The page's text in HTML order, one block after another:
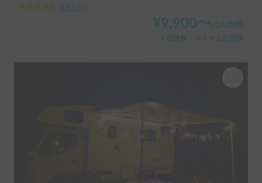
4.87
38
¥9,900〜 /24時間
＋保険料・システム利用料